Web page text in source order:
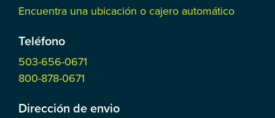
Encuentra una ubicación o cajero automático
Teléfono
503-656-0671
800-878-0671
Dirección de envio